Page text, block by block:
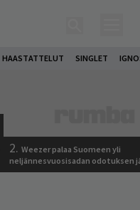
HAASTATTELUT SINGLET
2. Weezer palaa Suomeen yli
neljännesvuosisadan odotuksen